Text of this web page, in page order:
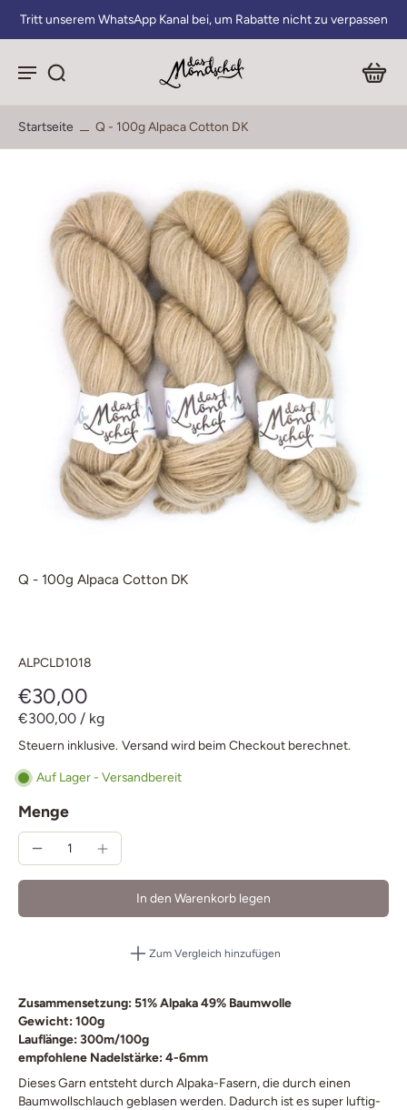
Tritt unserem WhatsApp Kanal bei, um Rabatte nicht zu verpassen
Startseite Q - 100g Alpaca Cotton DK
Q - 100g Alpaca Cotton DK
ALPCLD1018
€30,00
€300,00 / kg
Steuern inklusive. Versandwird beim Checkout berechnet.
Auf Lager - Versandbereit
Menge
In den Warenkorb legen
Zum Vergleich hinzufügen
Zusammensetzung: 51% Alpaka 49% Baumwolle
Gewicht: 100g
Lauflänge: 300m/100g
empfohlene Nadelstärke: 4-6mm
Dieses Garn entsteht durch Alpaka-Fasern, die durch einen
Baumwollschlauch geblasen werden. Dadurch ist es super luftig-